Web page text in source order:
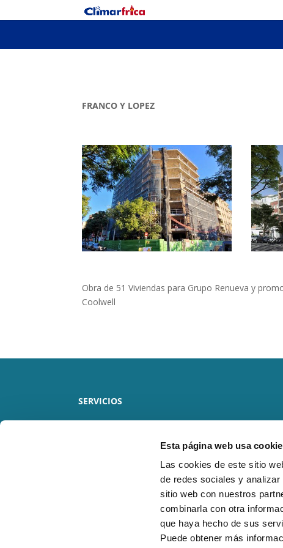
Esta página web usa
Las cookies de este sitio
de redes sociales y
sitio web con nuestros
combinarla con otra
que haya hecho de sus
Puede obtener más
FRANCO Y LOPEZ
Obra de 51 Viviendas para Grupo Renueva y
Coolwell
SERVICIOS
LOCALES COMERCIALES